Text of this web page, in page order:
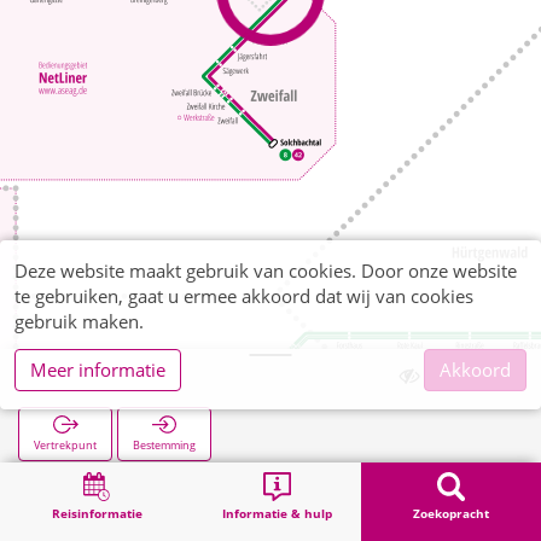
Reisinformatie Informatie & hulp Zoekopracht
Vicht Kirche
Vertrekpunt Bestemming
Zoekopracht
Deze website maakt gebruik van cookies. Door onze website
te gebruiken, gaat u ermee akkoord dat wij van cookies
gebruik maken.
Meer informatie
Akkoord